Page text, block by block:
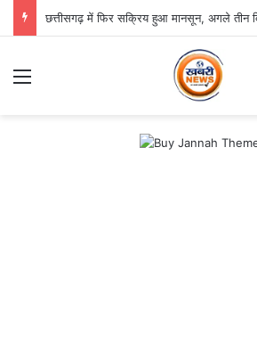
छत्तीसगढ़ में फिर सक्रिय हुआ मानसून, अगले तीन
Menu